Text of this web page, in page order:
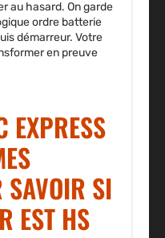
au hasard. On garde
ordre batterie
démarreur. Votre
en preuve
EXPRESS
SAVOIR SI
EST HS